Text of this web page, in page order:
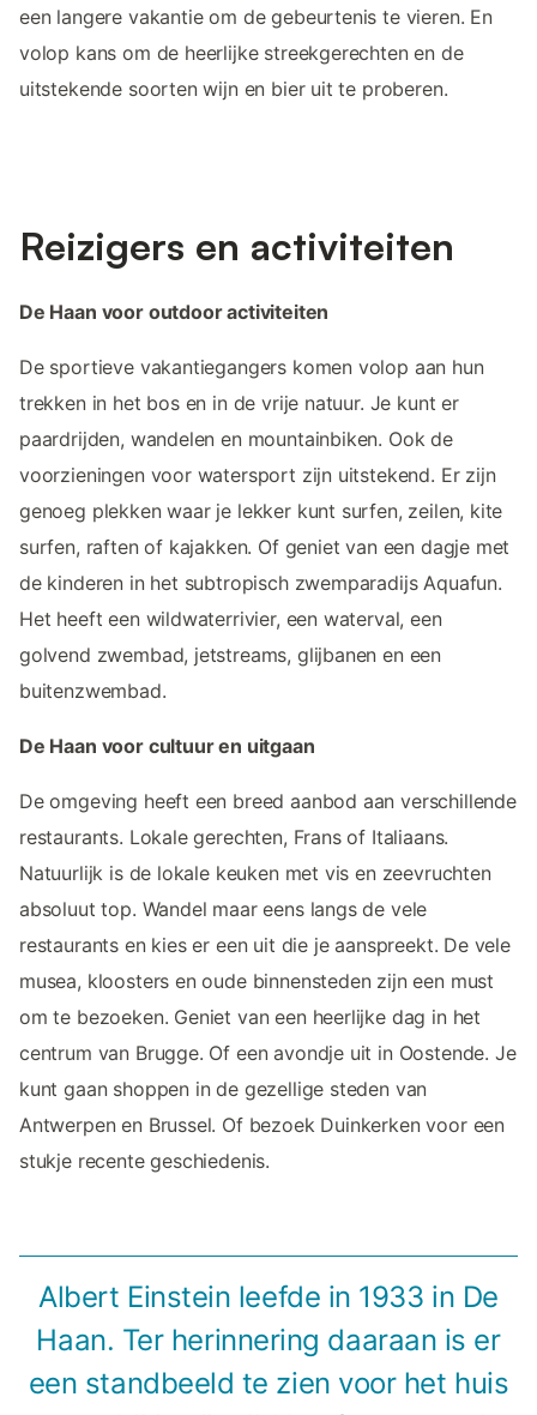
een langere vakantie om de gebeurtenis te vieren. En
volop kans om de heerlijke streekgerechten en de
uitstekende soorten wijn en bier uit te proberen.
Reizigers en activiteiten
De Haan voor outdoor activiteiten
De sportieve vakantiegangers komen volop aan hun
trekken in het bos en in de vrije natuur. Je kunt er
paardrijden, wandelen en mountainbiken. Ook de
voorzieningen voor watersport zijn uitstekend. Er zijn
genoeg plekken waar je lekker kunt surfen, zeilen, kite
surfen, raften of kajakken. Of geniet van een dagje met
de kinderen in het subtropisch zwemparadijs Aquafun.
Het heeft een wildwaterrivier, een waterval, een
golvend zwembad, jetstreams, glijbanen en een
buitenzwembad.
De Haan voor cultuur en uitgaan
De omgeving heeft een breed aanbod aan verschillende
restaurants. Lokale gerechten, Frans of Italiaans.
Natuurlijk is de lokale keuken met vis en zeevruchten
absoluut top. Wandel maar eens langs de vele
restaurants en kies er een uit die je aanspreekt. De vele
musea, kloosters en oude binnensteden zijn een must
om te bezoeken. Geniet van een heerlijke dag in het
centrum van Brugge. Of een avondje uit in Oostende. Je
kunt gaan shoppen in de gezellige steden van
Antwerpen en Brussel. Of bezoek Duinkerken voor een
stukje recente geschiedenis.
Albert Einstein leefde in 1933 in De
Haan. Ter herinnering daaraan is er
een standbeeld te zien voor het huis